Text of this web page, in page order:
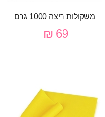
משקולות ריצה 1000 גרם
69 ₪